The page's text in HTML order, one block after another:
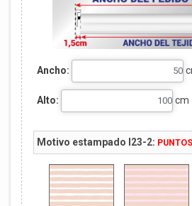
Ancho:
Alto: cm
Motivo estampado I23-2: